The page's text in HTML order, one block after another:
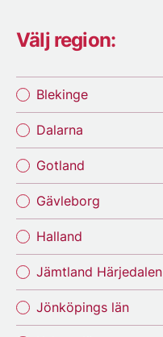
Välj region:
Blekinge
Dalarna
Gotland
Gävleborg
Halland
Jämtland Härjedalen
Jönköpings län